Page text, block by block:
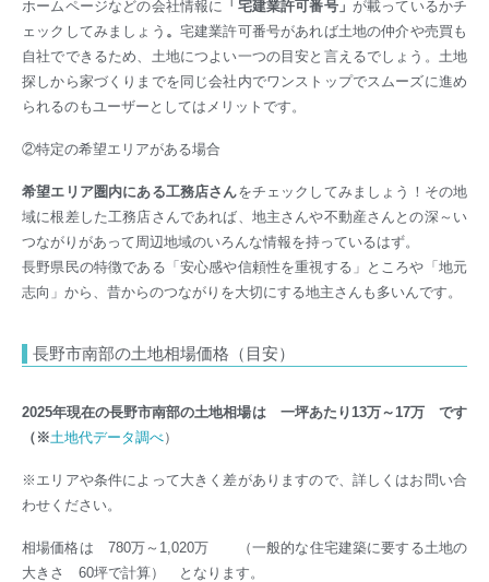
ホームページなどの会社情報に 「宅建業許可番号」 が載っているかチ
ェックしてみましょ う 。 宅建業許可番号があれば土地の仲介や売買も
自社でできるため、土地につよい一つの目安と言えるでしょう。土地
探しから家づくりまでを同じ会社内でワンストップでスムーズに進め
られるのもユーザーとしてはメリットです。
②特定の希望エリアがある場合
希望エリア圏内にある工務店さんをチェックしてみましょう！その地
域に根差した工務店さんであれば、地主さんや不動産さんとの深～い
つながりがあって周辺地域のいろんな情報を持っているはず。
長野県民の特徴である「安心感や信頼性を重視する」ところや「地元
志向」から、昔からのつながりを大切にする地主さんも多いんです。
長野市南部の土地相場価格（目安）
2025年現在の長野市南部の土地相場は 一坪あたり13万～17万 です
（※土地代データ調べ）
※エリアや条件によって大きく差がありますので、詳しくはお問い合
わせください。
相場価格は 780万～1,020万 （一般的な住宅建築に要する土地の
大きさ 60坪で計算） となります。